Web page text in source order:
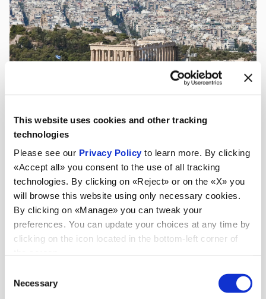
This website uses cookies and other tracking
technologies
Please see our Privacy Policy to learn more. By clicking
«Accept all» you consent to the use of all tracking
technologies. By clicking on «Reject» or on the «X» you
will browse this website using only necessary cookies.
By clicking on «Manage» you can tweak your
preferences. You can update your choices at any time by
clicking on the icon located in the bottom-left corner of
Selection
Necessary
Noutăți